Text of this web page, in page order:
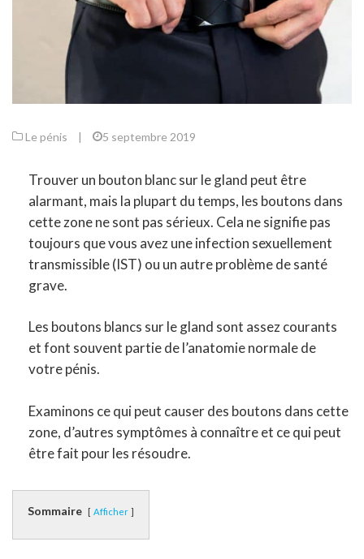
Le pénis | 5 septembre 2019
Trouver un bouton blanc sur le gland peut être
alarmant, mais la plupart du temps, les boutons dans
cette zone ne sont pas sérieux. Cela ne signifie pas
toujours que vous avez une infection sexuellement
transmissible (IST) ou un autre problème de santé
grave.
Les boutons blancs sur le gland sont assez courants
et font souvent partie de l’anatomie normale de
votre pénis.
Examinons ce qui peut causer des boutons dans cette
zone, d’autres symptômes à connaître et ce qui peut
être fait pour les résoudre.
Sommaire Afficher